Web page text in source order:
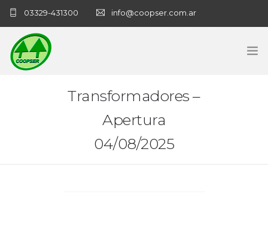
03329-431300 info@coopser.com.ar
Transformadores –
Apertura
04/08/2025